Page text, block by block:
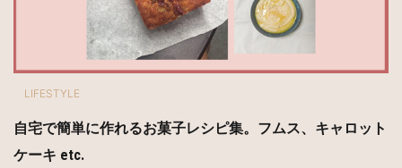
LIFESTYLE
自宅で簡単に作れるお菓子レシピ集。フムス、キャロット
ケーキ etc.